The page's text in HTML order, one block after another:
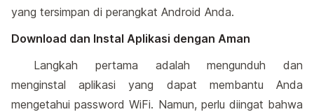
yang tersimpan di perangkat Android Anda.
Download dan Instal Aplikasi dengan Aman
Langkah pertama adalah mengunduh dan
menginstal aplikasi yang dapat membantu Anda
mengetahui password WiFi. Namun, perlu diingat bahwa